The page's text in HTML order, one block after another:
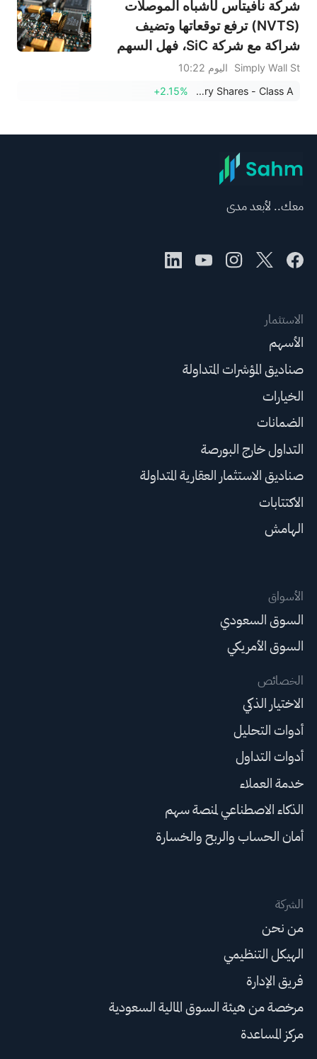
شركة نافيتاس لأشباه الموصلات
(NVTS) ترفع توقعاتها وتضيف
شراكة مع شركة SiC، فهل السهم
رخيص؟
Simply Wall St
اليوم 10:22
Navitas Semiconductor Corp Ordinary Shares - Class A
+2.15%
معك.. لأبعد مدى
الاستثمار
الأسهم
صناديق المؤشرات المتداولة
الخيارات
الضمانات
التداول خارج البورصة
صناديق الاستثمار العقارية المتداولة
الاكتتابات
الهامش
الأسواق
السوق السعودي
السوق الأمريكي
الخصائص
الاختيار الذكي
أدوات التحليل
أدوات التداول
خدمة العملاء
الذكاء الاصطناعي لمنصة سهم
أمان الحساب والربح والخسارة
الشركة
من نحن
الهيكل التنظيمي
فريق الإدارة
مرخصة من هيئة السوق المالية السعودية
مركز المساعدة